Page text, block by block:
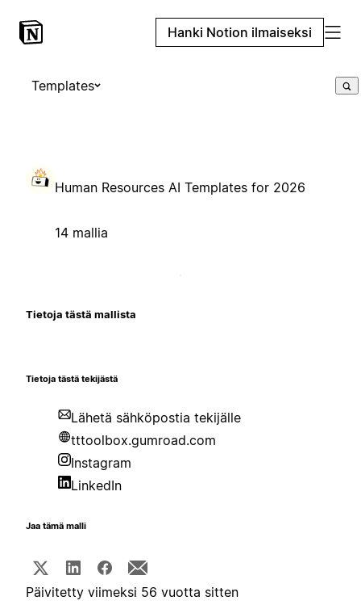
Hanki Notion ilmaiseksi
Templates
Human Resources AI Templates for 2026
14 mallia
Tietoja tästä mallista
Tietoja tästä tekijästä
Lähetä sähköpostia tekijälle
tttoolbox.gumroad.com
Instagram
LinkedIn
Jaa tämä malli
Päivitetty viimeksi 56 vuotta sitten